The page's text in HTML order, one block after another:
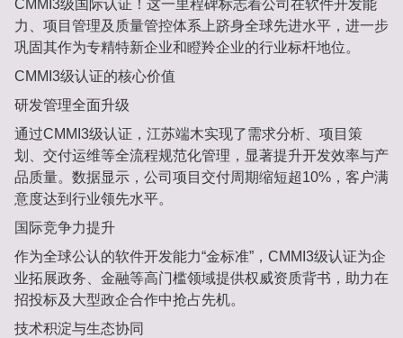
CMMI3级国际认证‌！这一里程碑标志着公司在软件开发能
力、项目管理及质量管控体系上跻身全球先进水平，进一步
巩固其作为‌专精特新企业‌和‌瞪羚企业‌的行业标杆地位‌。
‌CMMI3级认证的核心价值‌
‌研发管理全面升级‌
通过CMMI3级认证，江苏端木实现了需求分析、项目策
划、交付运维等全流程规范化管理，显著提升开发效率与产
品质量‌。数据显示，公司项目交付周期缩短超10%，客户满
意度达到行业领先水平‌。
‌国际竞争力提升‌
作为全球公认的软件开发能力“金标准”，CMMI3级认证为企
业拓展政务、金融等高门槛领域提供权威资质背书，助力在
招投标及大型政企合作中抢占先机‌。
‌技术积淀与生态协同‌